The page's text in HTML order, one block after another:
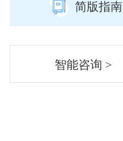
简版指南
智能咨询 >